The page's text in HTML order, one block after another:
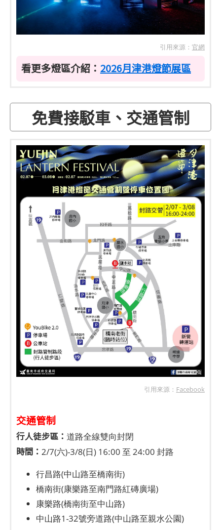
引用來源： 官網
看更多燈區介紹： 2026月津港燈節展區
免費接駁車、交通管制
引用來源： Facebook
交通管制
行人徒步區： 道路全線雙向封閉
時間： 2/7(六)-3/8(日) 16:00 至 24:00 封路
行昌路(中山路至橋南街)
橋南街(康樂路至南門路紅磚廣場)
康樂路(橋南街至中山路)
中山路1-32號旁道路(中山路至親水公園)